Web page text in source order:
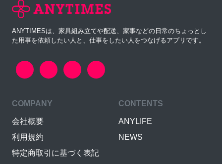
ANYTIMESは、家具組み立てや配送、家事などの日常のちょっとし
た用事を依頼したい人と、仕事をしたい人をつなげるアプリです。
COMPANY
会社概要
利用規約
特定商取引に基づく表記
CONTENTS
ANYLIFE
NEWS